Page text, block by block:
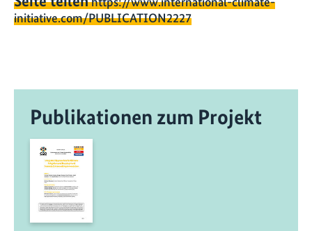
initiative.com/PUBLICATION2227
Publikationen zum Projekt